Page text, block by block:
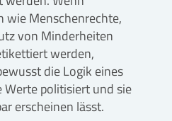
wie Menschenrechte,
von Minderheiten
werden,
die Logik eines
Werte politisiert und sie
erscheinen lässt.